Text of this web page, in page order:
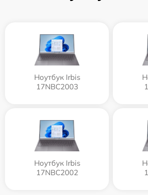
Ноутбук Irbis
17NBC2003
Ноутбук Irbis
17NBC2002